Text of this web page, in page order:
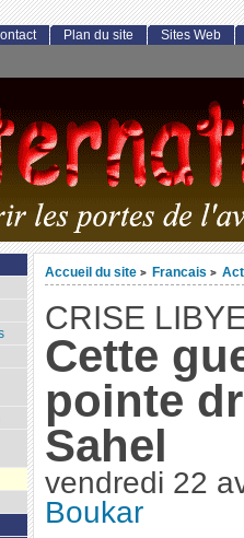
Accueil du site > Francais >
CRISE
Cette
pointe
Sahel
vendredi 22
Boukar
Plan du site Sites Web